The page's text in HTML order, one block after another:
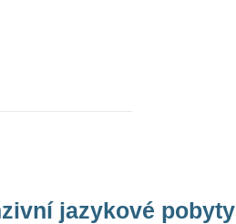
jazykové pobyty